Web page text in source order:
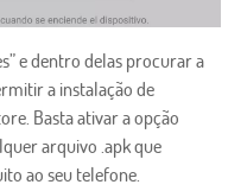
e dentro delas procurar a
a instalação de
Basta ativar a opção
arquivo .apk que
ao seu telefone.